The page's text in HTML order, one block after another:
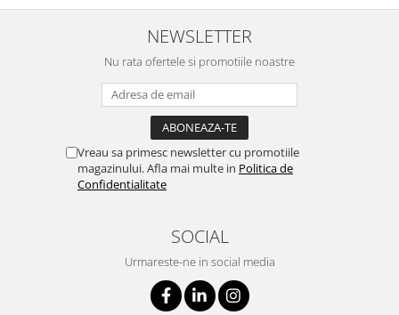
NEWSLETTER
Nu rata ofertele si promotiile noastre
Vreau sa primesc newsletter cu promotiile
magazinului. Afla mai multe in Politica de
Confidentialitate
SOCIAL
Urmareste-ne in social media